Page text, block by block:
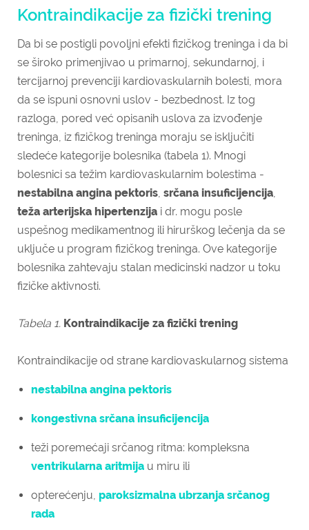
Kontraindikacije za fizički trening
Da bi se postigli povoljni efekti fizičkog treninga i da bi
se široko primenjivao u primarnoj, sekundarnoj, i
tercijarnoj prevenciji kardiovaskularnih bolesti, mora
da se ispuni osnovni uslov - bezbednost. Iz tog
razloga, pored već opisanih uslova za izvođenje
treninga, iz fizičkog treninga moraju se isključiti
sledeće kategorije bolesnika (tabela 1). Mnogi
bolesnici sa težim kardiovaskularnim bolestima -
nestabilna angina pektoris, srčana insuficijencija,
teža arterijska hipertenzija i dr. mogu posle
uspešnog medikamentnog ili hirurškog lečenja da se
uključe u program fizičkog treninga. Ove kategorije
bolesnika zahtevaju stalan medicinski nadzor u toku
fizičke aktivnosti.
Tabela 1. Kontraindikacije za fizički trening
Kontraindikacije od strane kardiovaskularnog sistema
nestabilna angina pektoris
kongestivna srčana insuficijencija
teži poremećaji srčanog ritma: kompleksna
ventrikularna aritmija u miru ili
opterećenju, paroksizmalna ubrzanja srčanog
rada